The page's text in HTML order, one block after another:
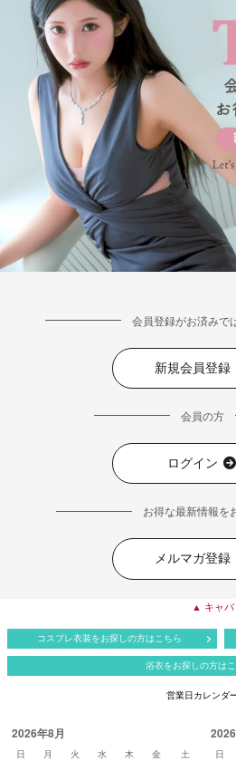
会員登録がお済みで
新規会員登録
会員の方
ログイン
お得な最新情報を
メルマガ登録
▲ キャバ
コスプレ衣装をお探しの方はこちら
浴衣をお探しの方は
営業日カレンダ
2026年8月
日 月 火 水 木 金
土
日